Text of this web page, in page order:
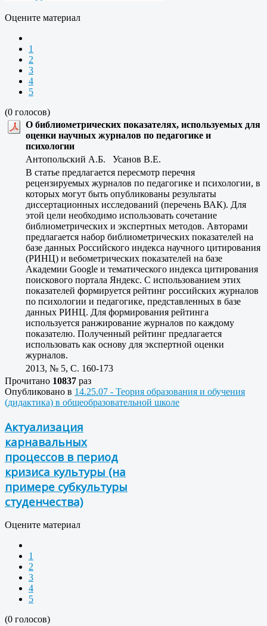
Оцените материал
1
2
3
4
5
(0 голосов)
О библиометрических показателях, используемых для
оценки научных журналов по педагогике и
психологии
Антопольский А.Б. Усанов В.Е.
В статье предлагается пересмотр перечня
рецензируемых журналов по педагогике и психологии, в
которых могут быть опубликованы результаты
диссертационных исследований (перечень ВАК). Для
этой цели необходимо использовать сочетание
библиометрических и экспертных методов. Авторами
предлагается набор библиометрических показателей на
базе данных Российского индекса научного цитирования
(РИНЦ) и вебометрических показателей на базе
Академии Google и тематического индекса цитирования
поискового портала Яндекс. С использованием этих
показателей формируется рейтинг российских журналов
по психологии и педагогике, представленных в базе
данных РИНЦ. Для формирования рейтинга
используется ранжирование журналов по каждому
показателю. Полученный рейтинг предлагается
использовать как основу для экспертной оценки
журналов.
2013, № 5, C. 160-173
Прочитано 10837 раз
Опубликовано в 14.25.07 - Теория образования и обучения
(дидактика) в общеобразовательной школе
Актуализация
карнавальных
процессов в период
кризиса культуры (на
примере субкультуры
студенчества)
Оцените материал
1
2
3
4
5
(0 голосов)